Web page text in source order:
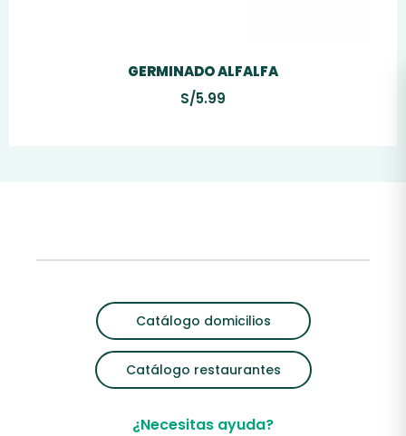
GERMINADO ALFALFA
S/5.99
Catálogo domicilios
Catálogo restaurantes
¿Necesitas ayuda?